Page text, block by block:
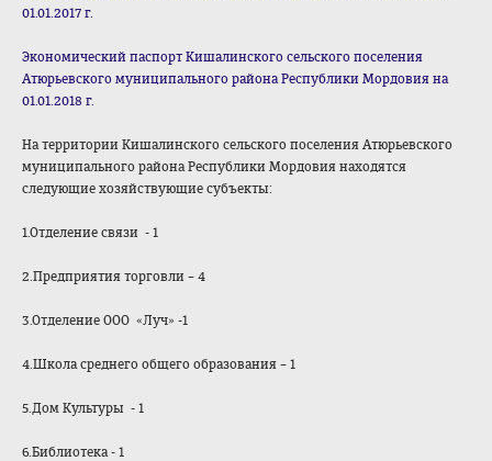
01.01.2017 г.
Экономический паспорт Кишалинского сельского поселения
Атюрьевского муниципального района Республики Мордовия на
01.01.2018 г.
На территории Кишалинского сельского поселения Атюрьевского
муниципального района Республики Мордовия находятся
следующие хозяйствующие субъекты:
1.Отделение связи - 1
2.Предприятия торговли – 4
3.Отделение ООО «Луч» -1
4.Школа среднего общего образования – 1
5.Дом Культуры - 1
6.Библиотека - 1